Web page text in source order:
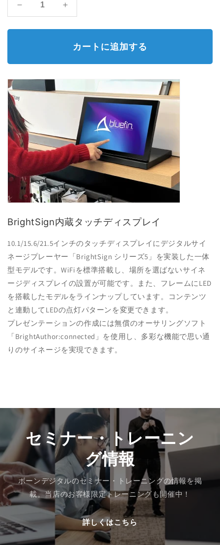
Bluefin
リ
5
BrightSign
内
蔵
タ
ッ
チ
デ
ィ
ス
プ
レ
の
数
量
を
減
す
Bluefin
リ
5
BrightSign
内
チ
デ
ィ
ス
プ
レ
の
量
を
増
す
カートに追加する
BrightSign内蔵タッチディスプレイ
10.1/15.6/21.5インチのタッチディスプレイにデジタルサイ
ネージプレーヤー「BrightSign シリーズ5」を実装した一体
型モデルです。WiFiを標準搭載し、場所を選ばないサイネ
ージディスプレイの設置が可能です。また、フレームにLED
を搭載したモデルをラインナップしています。コンテンツ
と連動してLEDの点灯パターンを変更できます。
プレゼンテーションの作成には無償のオーサリングソフト
「BrightAuthor:connected」を使用し、多彩な機能で思い通
りのサイネージを実現できます。
セミナー・トレーニン
グ情報
ボーンデジタルのセミナー・トレーニングの情報を掲
載。当店のお客様限定トレーニングも開催中！
詳しくはこちら